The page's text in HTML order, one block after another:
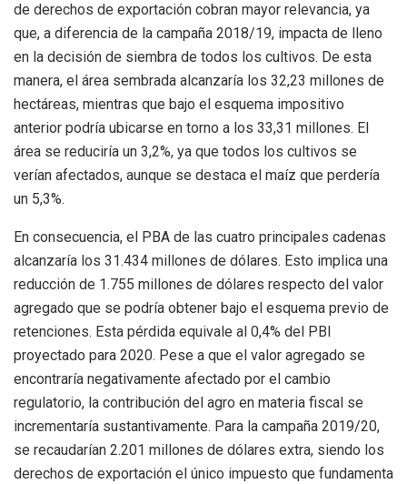
de derechos de exportación cobran mayor relevancia, ya
que, a diferencia de la campaña 2018/19, impacta de lleno
en la decisión de siembra de todos los cultivos. De esta
manera, el área sembrada alcanzaría los 32,23 millones de
hectáreas, mientras que bajo el esquema impositivo
anterior podría ubicarse en torno a los 33,31 millones. El
área se reduciría un 3,2%, ya que todos los cultivos se
verían afectados, aunque se destaca el maíz que perdería
un 5,3%.
En consecuencia, el PBA de las cuatro principales cadenas
alcanzaría los 31.434 millones de dólares. Esto implica una
reducción de 1.755 millones de dólares respecto del valor
agregado que se podría obtener bajo el esquema previo de
retenciones. Esta pérdida equivale al 0,4% del PBI
proyectado para 2020. Pese a que el valor agregado se
encontraría negativamente afectado por el cambio
regulatorio, la contribución del agro en materia fiscal se
incrementaría sustantivamente. Para la campaña 2019/20,
se recaudarían 2.201 millones de dólares extra, siendo los
derechos de exportación el único impuesto que fundamenta